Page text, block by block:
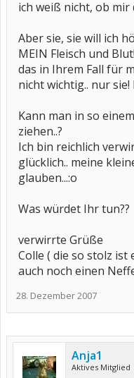
ich weiß nicht, ob mir
Aber sie, sie will ich
MEIN Fleisch und
das in Ihrem Fall für
nicht wichtig.. nur sie!
Kann man in so
ziehen..?
Ich bin reichlich
glücklich.. meine
glauben...:o
Was würdet Ihr tun??
verwirrte Grüße
Colle ( die so stolz ist
auch noch einen
28. Dezember 2007
Anja1
Aktives Mitglied